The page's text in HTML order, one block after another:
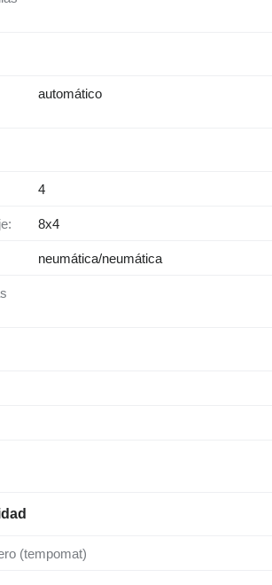
automático
4
8x4
neumática/neumática
(tempomat)